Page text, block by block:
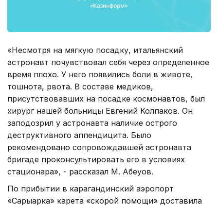
«Несмотря на мягкую посадку, итальянский
астронавт почувствовал себя через определенное
время плохо. У него появились боли в животе,
тошнота, рвота. В составе медиков,
присутствовавших на посадке космонавтов, был
хирург нашей больницы Евгений Колпаков. Он
заподозрил у астронавта наличие острого
деструктивного аппендицита. Было
рекомендовано сопровождавшей астронавта
бригаде проконсультировать его в условиях
стационара», - рассказал М. Абеуов.
По прибытии в карагандинский аэропорт
«Сарыарка» карета «скорой помощи» доставила